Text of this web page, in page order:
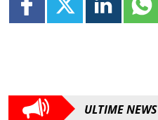
ULTIME NEWS